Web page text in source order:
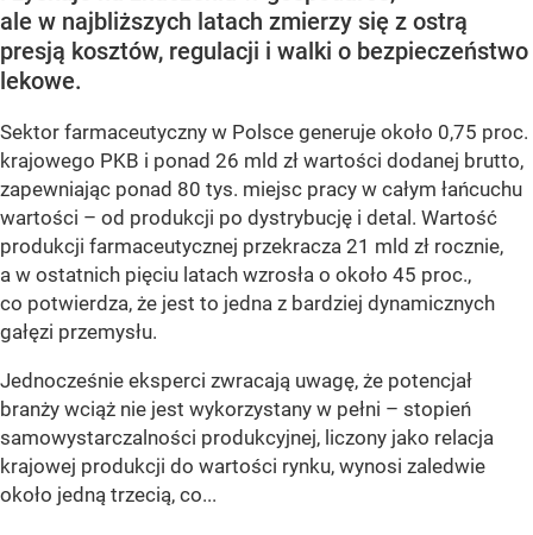
ale w najbliższych latach zmierzy się z ostrą
presją kosztów, regulacji i walki o bezpieczeństwo
lekowe.
Sektor farmaceutyczny w Polsce generuje około 0,75 proc.
krajowego PKB i ponad 26 mld zł wartości dodanej brutto,
zapewniając ponad 80 tys. miejsc pracy w całym łańcuchu
wartości – od produkcji po dystrybucję i detal. Wartość
produkcji farmaceutycznej przekracza 21 mld zł rocznie,
a w ostatnich pięciu latach wzrosła o około 45 proc.,
co potwierdza, że jest to jedna z bardziej dynamicznych
gałęzi przemysłu.
Jednocześnie eksperci zwracają uwagę, że potencjał
branży wciąż nie jest wykorzystany w pełni – stopień
samowystarczalności produkcyjnej, liczony jako relacja
krajowej produkcji do wartości rynku, wynosi zaledwie
około jedną trzecią, co...